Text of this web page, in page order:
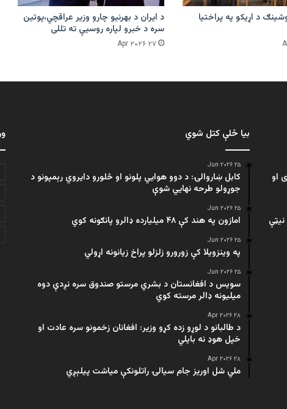
د اړیکو په پراختیا
د ایران د بهرنیو چارو وزیر عراقچي،پوتین
سره د خبرو لپاره روسیې ته تللی
۲۷ Apr ۲۰۲۶
او
بیا ځلې کتل شوي
۲۵ Jun ۲۰۲۶
کابل ښاروالۍ: د دوو هوايي پلونو او څلورو دایروي رېمپونو د
جوړولو طرحه نهایي شوې
۲۵ Jun ۲۰۲۶
امازون په هند کې ۴۸ میلیارده ډالرو پانګونه کوي
۲۵ Jun ۲۰۲۶
په وینزویلا کې زورورو زلزلو پراخ زیانونه اړولي
۲۵ Jun ۲۰۲۶
سویس د افغانستان د بشري مرستو صندوق سره نږدې دوه
میلیونه ډالر مرسته کوي
۲۸ Apr ۲۰۲۶
د طالبانو د لوړو زده کړو وزیر: افغانان زخمونو سره عادت او
خپل هوډ نه بایلي
۲۸ Apr ۲۰۲۶
ملي شل اوریز جام سیالۍ راتلونکې میاشت پیلېږي